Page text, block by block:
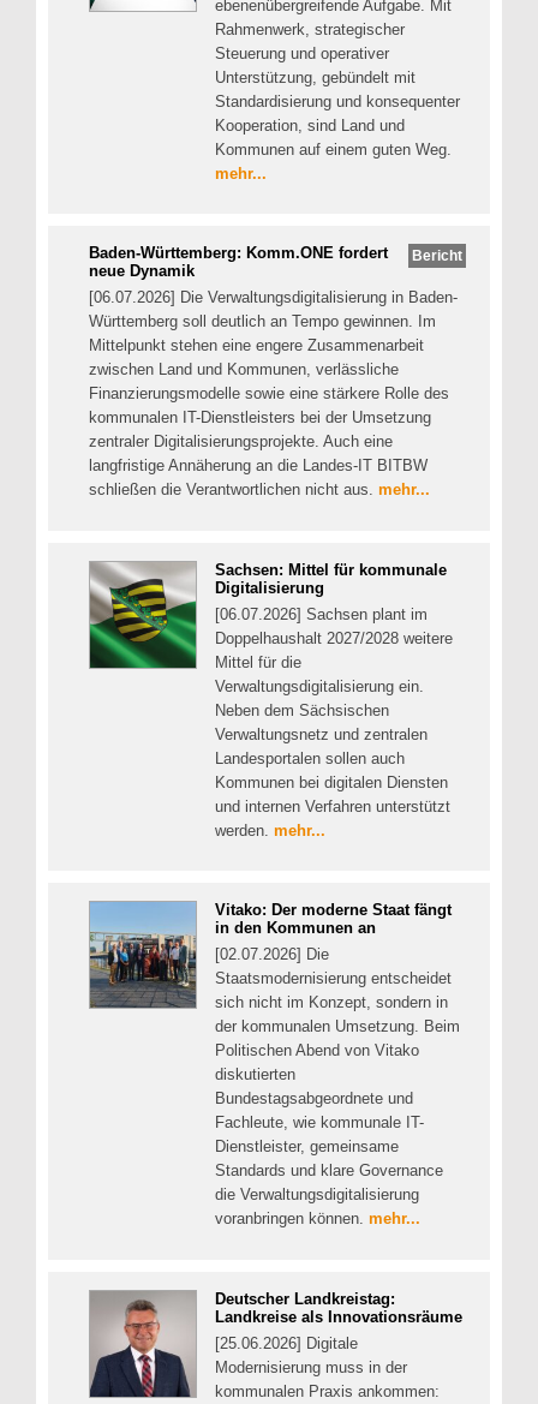
ebenenübergreifende Aufgabe. Mit
Rahmenwerk, strategischer
Steuerung und operativer
Unterstützung, gebündelt mit
Standardisierung und konsequenter
Kooperation, sind Land und
Kommunen auf einem guten Weg.
mehr...
Bericht
Baden-Württemberg: Komm.ONE fordert
neue Dynamik
[06.07.2026] Die Verwaltungsdigitalisierung in Baden-
Württemberg soll deutlich an Tempo gewinnen. Im
Mittelpunkt stehen eine engere Zusammenarbeit
zwischen Land und Kommunen, verlässliche
Finanzierungsmodelle sowie eine stärkere Rolle des
kommunalen IT-Dienstleisters bei der Umsetzung
zentraler Digitalisierungsprojekte. Auch eine
langfristige Annäherung an die Landes-IT BITBW
schließen die Verantwortlichen nicht aus. mehr...
Sachsen: Mittel für kommunale
Digitalisierung
[06.07.2026] Sachsen plant im
Doppelhaushalt 2027/2028 weitere
Mittel für die
Verwaltungsdigitalisierung ein.
Neben dem Sächsischen
Verwaltungsnetz und zentralen
Landesportalen sollen auch
Kommunen bei digitalen Diensten
und internen Verfahren unterstützt
werden. mehr...
Vitako: Der moderne Staat fängt
in den Kommunen an
[02.07.2026] Die
Staatsmodernisierung entscheidet
sich nicht im Konzept, sondern in
der kommunalen Umsetzung. Beim
Politischen Abend von Vitako
diskutierten
Bundestagsabgeordnete und
Fachleute, wie kommunale IT-
Dienstleister, gemeinsame
Standards und klare Governance
die Verwaltungsdigitalisierung
voranbringen können. mehr...
Deutscher Landkreistag:
Landkreise als Innovationsräume
[25.06.2026] Digitale
Modernisierung muss in der
kommunalen Praxis ankommen: